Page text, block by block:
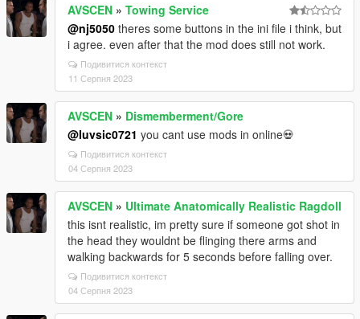
AVSCEN » Towing Service
@nj5050 theres some buttons in the ini file i think, but
i agree. even after that the mod does still not work.
Подивитися контекст
11 Серпня 2023
AVSCEN » Dismemberment/Gore
@luvsic0721 you cant use mods in online💀
Подивитися контекст
04 Серпня 2023
AVSCEN » Ultimate Anatomically Realistic Ragdoll
this isnt realistic, im pretty sure if someone got shot in
the head they wouldnt be flinging there arms and
walking backwards for 5 seconds before falling over.
Подивитися контекст
04 Серпня 2023